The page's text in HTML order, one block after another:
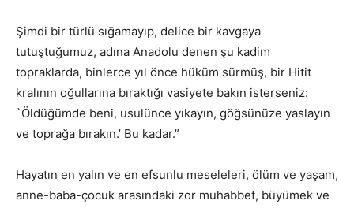
Şimdi bir türlü sığamayıp, delice bir kavgaya
tutuştuğumuz, adına Anadolu denen şu kadim
topraklarda, binlerce yıl önce hüküm sürmüş, bir Hitit
kralının oğullarına bıraktığı vasiyete bakın isterseniz:
`Öldüğümde beni, usulünce yıkayın, göğsünüze yaslayın
ve toprağa bırakın.’ Bu kadar.”
Hayatın en yalın ve en efsunlu meseleleri, ölüm ve yaşam,
anne-baba-çocuk arasındaki zor muhabbet, büyümek ve